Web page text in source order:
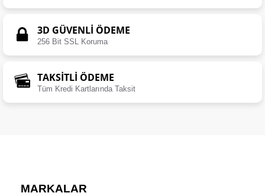
3D GÜVENLİ ÖDEME
256 Bit SSL Koruma
TAKSİTLİ ÖDEME
Tüm Kredi Kartlarında Taksit
MARKALAR